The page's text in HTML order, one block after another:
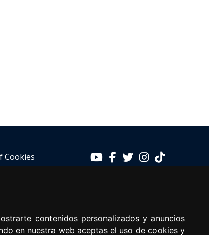
contenidos personalizados y anuncios
en nuestra web aceptas el uso de cookies y
Cookies